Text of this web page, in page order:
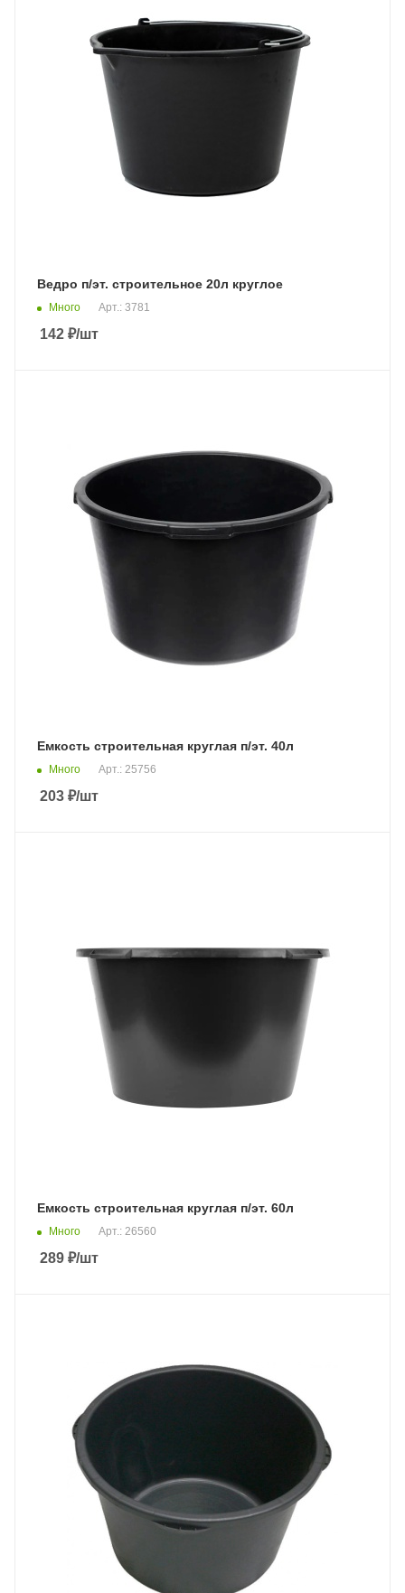
Ведро п/эт. строительное 20л круглое
Много Арт.: 3781
142 ₽/шт
Емкость строительная круглая п/эт. 40л
Много Арт.: 25756
203 ₽/шт
Емкость строительная круглая п/эт. 60л
Много Арт.: 26560
289 ₽/шт